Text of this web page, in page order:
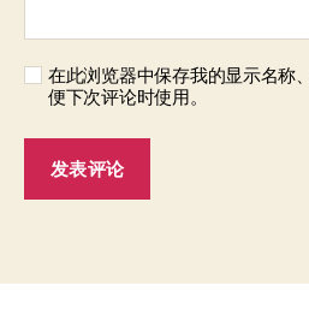
在此浏览器中保存我的显示名称
便下次评论时使用。